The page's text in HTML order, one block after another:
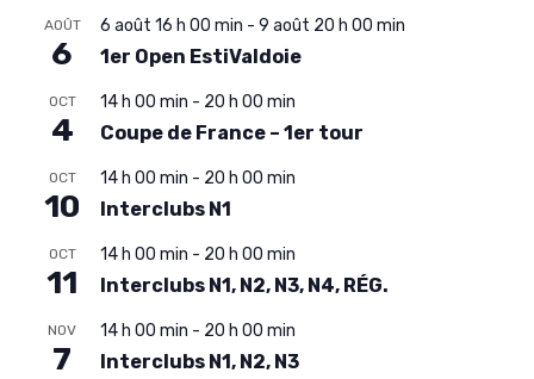
AOÛT
6
6 août 16 h 00 min - 9 août 20 h 00 min
1er Open EstiValdoie
OCT
4
14 h 00 min - 20 h 00 min
Coupe de France – 1er tour
OCT
10
14 h 00 min - 20 h 00 min
Interclubs N1
OCT
11
14 h 00 min - 20 h 00 min
Interclubs N1, N2, N3, N4, RÉG.
NOV
7
14 h 00 min - 20 h 00 min
Interclubs N1, N2, N3